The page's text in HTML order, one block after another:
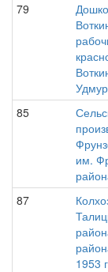
79
85
им.
87
1953